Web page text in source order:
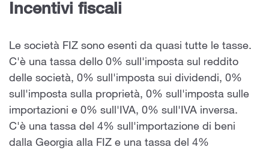
Incentivi fiscali
Le società FIZ sono esenti da quasi tutte le tasse.
C'è una tassa dello 0% sull'imposta sul reddito
delle società, 0% sull'imposta sui dividendi, 0%
sull'imposta sulla proprietà, 0% sull'imposta sulle
importazioni e 0% sull'IVA, 0% sull'IVA inversa.
C'è una tassa del 4% sull'importazione di beni
dalla Georgia alla FIZ e una tassa del 4%